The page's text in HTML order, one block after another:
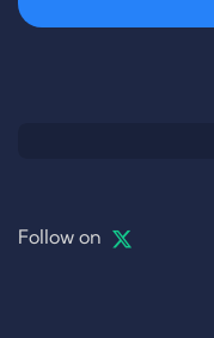
Follow on